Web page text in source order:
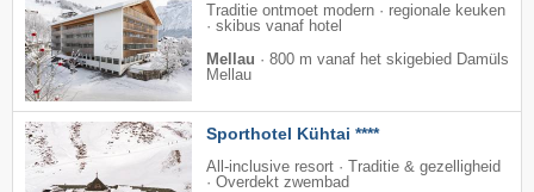
Traditie ontmoet modern · regionale keuken
· skibus vanaf hotel
Mellau · 800 m vanaf het skigebied Damüls
Mellau
Sporthotel Kühtai ****
All-inclusive resort · Traditie & gezelligheid
· Overdekt zwembad